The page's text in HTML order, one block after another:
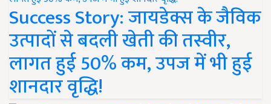
Success Story: जायडेक्स के जैविक
उत्पादों से बदली खेती की तस्वीर,
लागत हुई 50% कम, उपज में भी हुई
शानदार वृद्धि!